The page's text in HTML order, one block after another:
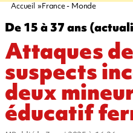
Accueil France - Monde
De 15 à 37 ans
Attaques
suspects
deux
éducatif